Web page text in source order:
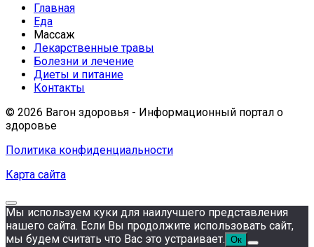
Главная
Еда
Массаж
Лекарственные травы
Болезни и лечение
Диеты и питание
Контакты
© 2026 Вагон здоровья - Информационный портал о
здоровье
Политика конфиденциальности
Карта сайта
Мы используем куки для наилучшего представления
нашего сайта. Если Вы продолжите использовать сайт,
мы будем считать что Вас это устраивает. Ок